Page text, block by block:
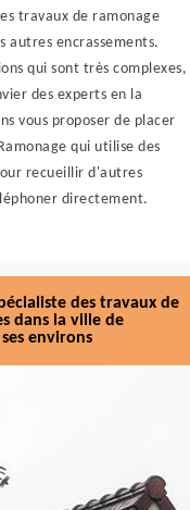
travaux de ramonage
autres encrassements.
qui sont très complexes,
des experts en la
vous proposer de placer
qui utilise des
recueillir d'autres
directement.
des travaux de
dans la ville de
environs